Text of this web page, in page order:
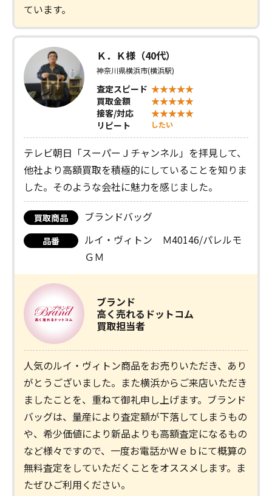
ています。
Ｋ．Ｋ様（40代）
神奈川県横浜市(横浜駅)
査定スピード
買取金額
接客/対応
リピート
したい
テレビ朝日「スーパーＪチャンネル」を拝見して、
他社より高額買取を積極的にしていることを知りま
した。そのような会社に魅力を感じました。
買取商品 ブランドバッグ
品番
ルイ・ヴィトン Ｍ40146/パレルモ
ＧＭ
ブランド
高く売れるドットコム
買取担当者
人気のルイ・ヴィトン商品をお売りいただき、あり
がとうございました。また横浜からご来店いただき
ましたことを、重ねて御礼申し上げます。ブランド
バッグは、量産により査定額が下落してしまうもの
や、希少価値により新品よりも高額査定になるもの
など様々ですので、一度お電話かＷｅｂにて概算の
無料査定をしていただくことをオススメします。ま
たぜひご利用ください。